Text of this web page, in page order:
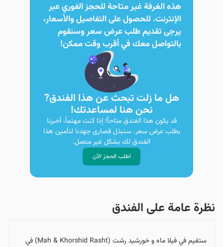
هذه الغرفة غير متاحة للحجز الفوري عبر
الإنترنت. للحصول على التفاصيل والأسعار،
يرجى تقديم طلب عرض سعر وسنقوم
بالتواصل معك في أقرب وقت ممكن!
هل ما زلت تبحث عن هذا الفندق?
نحن هنا لمساعدتك!
قد يكون هذا الفندق متاحاً! إذا كنت مهتماً، أخبرنا
بطلب عرض سعر. سنبذل قصارى جهدنا لتأمين هذا
الفندق لك بشكل غير متصل.
اطلب الحجز الآن
نظرة عامة على الفندق
ستقيم في فيلا ماه و خورشيد رشت (Mah & Khorshid Rasht) في